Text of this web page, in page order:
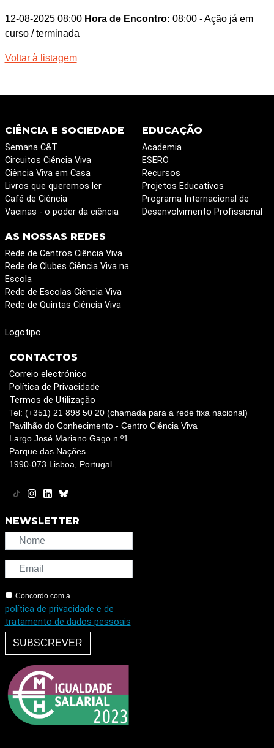
12-08-2025 08:00 Hora de Encontro: 08:00 - Ação já em
curso / terminada
Voltar à listagem
CIÊNCIA E SOCIEDADE
Semana C&T
Circuitos Ciência Viva
Ciência Viva em Casa
Livros que queremos ler
Café de Ciência
Vacinas - o poder da ciência
EDUCAÇÃO
Academia
ESERO
Recursos
Projetos Educativos
Programa Internacional de
Desenvolvimento Profissional
AS NOSSAS REDES
Rede de Centros Ciência Viva
Rede de Clubes Ciência Viva na
Escola
Rede de Escolas Ciência Viva
Rede de Quintas Ciência Viva
Logotipo
CONTACTOS
Correio electrónico
Política de Privacidade
Termos de Utilização
Tel: (+351) 21 898 50 20 (chamada para a rede fixa nacional)
Pavilhão do Conhecimento - Centro Ciência Viva
Largo José Mariano Gago n.º1
Parque das Nações
1990-073 Lisboa, Portugal
NEWSLETTER
Concordo com a
política de privacidade e de
tratamento de dados pessoais
SUBSCREVER